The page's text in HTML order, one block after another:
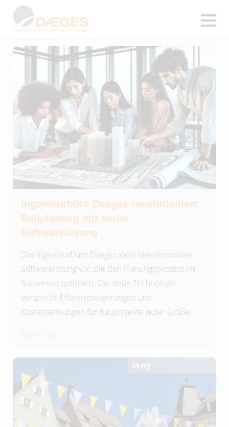
Ingenieurbüro Daeges revolutioniert
Bauplanung mit neuer
Softwarelösung
Das Ingenieurbüro Daeges stellt eine innovative
Softwarelösung vor, die den Planungsprozess im
Bauwesen optimiert. Die neue Technologie
verspricht Effizienzsteigerungen und
Kostensenkungen für Bauprojekte jeder Größe.
Mehr info